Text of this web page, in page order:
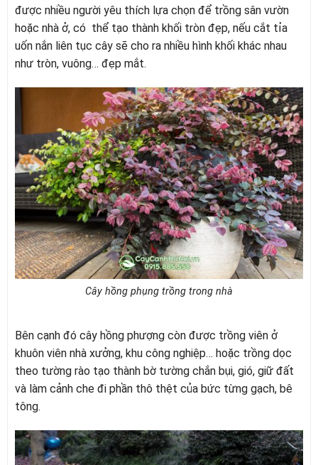
được nhiều người yêu thích lựa chọn để trồng sân vườn
hoặc nhà ở, có thể tạo thành khối tròn đẹp, nếu cắt tỉa
uốn nắn liên tục cây sẽ cho ra nhiều hình khối khác nhau
như tròn, vuông… đẹp mắt.
Cây hồng phụng trồng trong nhà
Bên cạnh đó cây hồng phượng còn được trồng viên ở
khuôn viên nhà xưởng, khu công nghiệp… hoặc trồng dọc
theo tường rào tạo thành bờ tường chắn bụi, gió, giữ đất
và làm cảnh che đi phần thô thệt của bức từng gạch, bê
tông.